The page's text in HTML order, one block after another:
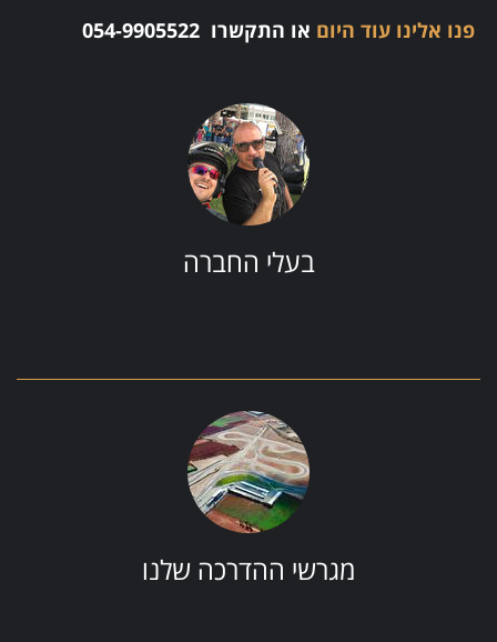
פנו אלינו עוד היום או התקשרו 054-9905522
בעלי החברה
מגרשי ההדרכה שלנו